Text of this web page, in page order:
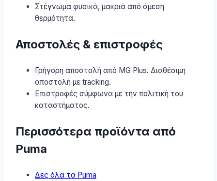
Στέγνωμα φυσικά, μακριά από άμεση
θερμότητα.
Αποστολές & επιστροφές
Γρήγορη αποστολή από MG Plus. Διαθέσιμη
αποστολή με tracking.
Επιστροφές σύμφωνα με την πολιτική του
καταστήματος.
Περισσότερα προϊόντα από
Puma
Δες όλα τα Puma